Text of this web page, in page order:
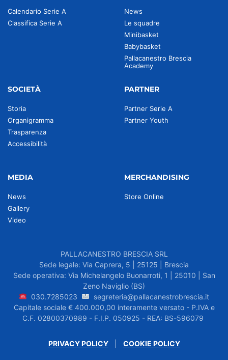
Calendario Serie A
Classifica Serie A
News
Le squadre
Minibasket
Babybasket
Pallacanestro Brescia
Academy
SOCIETÀ
Storia
Organigramma
Trasparenza
Accessibilità
PARTNER
Partner Serie A
Partner Youth
MEDIA
News
Gallery
Video
MERCHANDISING
Store Online
PALLACANESTRO BRESCIA SRL
Sede legale: Via Caprera, 5 | 25125 | Brescia
Sede operativa: Via Michelangelo Buonarroti, 1 | 25010 | San
Zeno Naviglio (BS)
030.7285023
segreteria@pallacanestrobrescia.it
Capitale sociale € 400.000,00 interamente versato - P.IVA e
C.F. 02800370989 - F.I.P. 050925 - REA: BS-596079
PRIVACY POLICY| COOKIE POLICY